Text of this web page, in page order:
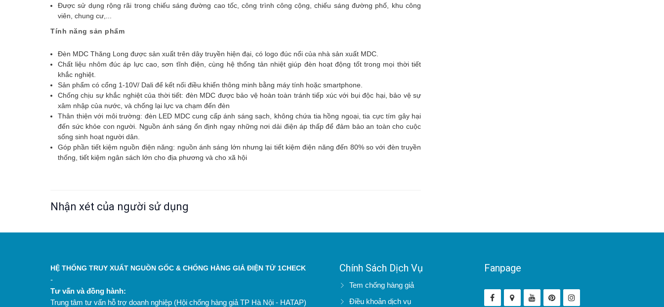
Được sử dụng rộng rãi trong chiếu sáng đường cao tốc, công trình công cộng, chiếu sáng đường phố, khu công
viên, chung cư,...
Tính năng sản phẩm
Đèn MDC Thăng Long được sản xuất trên dây truyền hiện đại, có logo đúc nổi của nhà sản xuất MDC.
Chất liệu nhôm đúc áp lực cao, sơn tĩnh điện, cùng hệ thống tản nhiệt giúp đèn hoạt động tốt trong mọi thời tiết
khắc nghiệt.
Sản phẩm có cổng 1-10V/ Dali để kết nối điều khiển thông minh bằng máy tính hoặc smartphone.
Chống chịu sự khắc nghiệt của thời tiết: đèn MDC được bảo vệ hoàn toàn tránh tiếp xúc với bụi độc hại, bảo vệ sự
xâm nhập của nước, và chống lại lực va chạm đến đèn
Thân thiện với môi trường: đèn LED MDC cung cấp ánh sáng sạch, không chứa tia hồng ngoại, tia cực tím gây hại
đến sức khỏe con người. Nguồn ánh sáng ổn định ngay những nơi dải điện áp thấp để đảm bảo an toàn cho cuộc
sống sinh hoạt người dân.
Góp phần tiết kiệm nguồn điện năng: nguồn ánh sáng lớn nhưng lại tiết kiệm điện năng đến 80% so với đèn truyền
thống, tiết kiệm ngân sách lớn cho địa phương và cho xã hội
Nhận xét của người sử dụng
HỆ THỐNG TRUY XUẤT NGUỒN GỐC & CHỐNG HÀNG GIẢ ĐIỆN TỬ 1CHECK
-
Tư vấn và đồng hành:
Trung tâm tư vấn hỗ trợ doanh nghiệp (Hội chống hàng giả TP Hà Nội - HATAP)
Chính Sách Dịch Vụ
Tem chống hàng giả
Điều khoản dịch vụ
Fanpage